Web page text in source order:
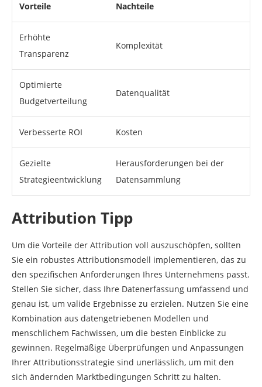
Vorteile Nachteile
Erhöhte
Transparenz
Komplexität
Optimierte
Budgetverteilung
Datenqualität
Verbesserte ROI Kosten
Gezielte
Strategieentwicklung
Herausforderungen bei der
Datensammlung
Attribution Tipp
Um die Vorteile der Attribution voll auszuschöpfen, sollten
Sie ein robustes Attributionsmodell implementieren, das zu
den spezifischen Anforderungen Ihres Unternehmens passt.
Stellen Sie sicher, dass Ihre Datenerfassung umfassend und
genau ist, um valide Ergebnisse zu erzielen. Nutzen Sie eine
Kombination aus datengetriebenen Modellen und
menschlichem Fachwissen, um die besten Einblicke zu
gewinnen. Regelmäßige Überprüfungen und Anpassungen
Ihrer Attributionsstrategie sind unerlässlich, um mit den
sich ändernden Marktbedingungen Schritt zu halten.